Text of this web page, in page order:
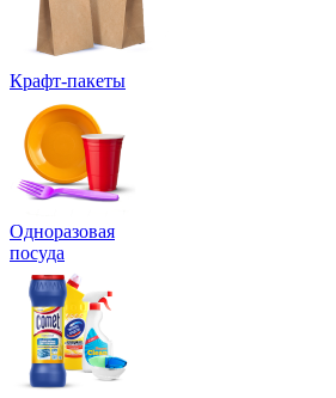
Крафт-пакеты
Одноразовая
посуда